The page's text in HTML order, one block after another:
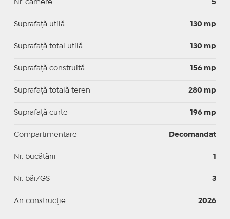
Nr. camere 5
Suprafaţă utilă 130 mp
Suprafaţă total utilă 130 mp
Suprafaţă construită 156 mp
Suprafață totală teren 280 mp
Suprafaţă curte 196 mp
Compartimentare Decomandat
Nr. bucătării 1
Nr. băi/GS 3
An construcție 2026